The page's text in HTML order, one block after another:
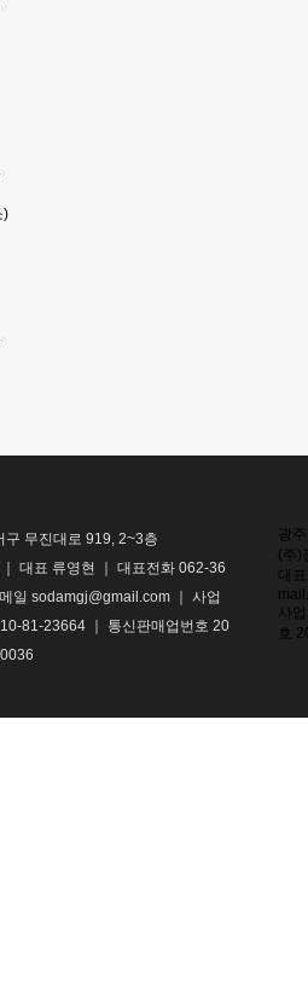
구 무진대로 919, 2~3층
대표 류영현 ｜ 대표전화 062-36
일 sodamgj@gmail.com ｜ 사업
81-23664 ｜ 통신판매업번호 20
광
(주)
대
사
호